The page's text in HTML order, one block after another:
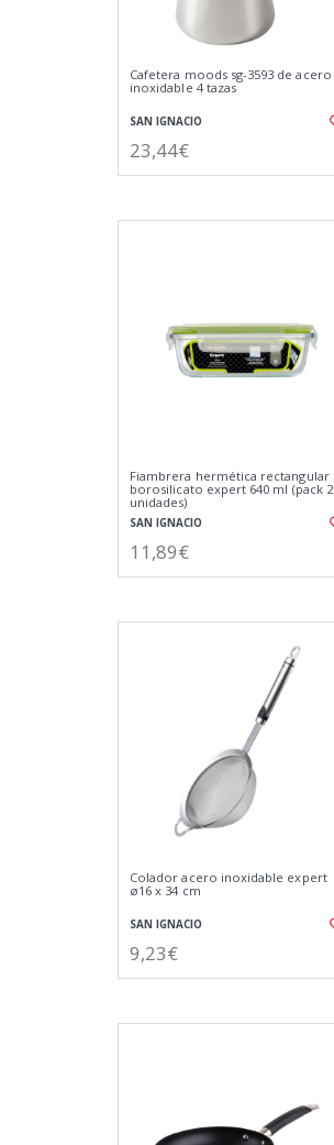
Cafetera moods sg-3593 de acero
inoxidable 4 tazas
SAN IGNACIO
23,44€
Fiambrera hermética rectangular
borosilicato expert 640 ml (pack 2
unidades)
SAN IGNACIO
11,89€
Colador acero inoxidable expert
ø16 x 34 cm
SAN IGNACIO
9,23€